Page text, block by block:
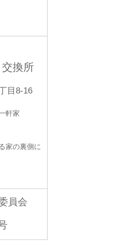
換所
目8-16
軒家
家の裏側に
員会